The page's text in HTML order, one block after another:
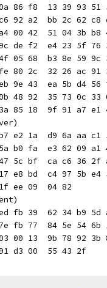
0a 86 f8  13 39 93
c6 92 a2  bb 2c 62
a4 00 42  51 04 3b
9c de f2  e4 23 5f
4f 05 68  b3 8e 59
fe 80 2c  32 26
eb 9e 43  ea 5b
0b 48 92  35 73 0c
3a 85 18  9f 91
b7 e2 1a  d9 6a
5a b0 fa  e3 62
47 5c bf  ca c6
17 e8 bd  c4 97
9a 1f ee 09  04
ed fb 39  62 34
7e fb 77  84 5e 54
03 00 13  9b 78
cc 91 d3 00  55